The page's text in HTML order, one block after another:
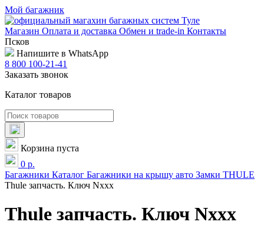
Мой багажник
Магазин Оплата и доставка Обмен и trade-in Контакты
Псков
Напишите в WhatsApp
8 800 100-21-41
Заказать звонок
Каталог товаров
Корзина пуста
0 р.
Багажники Каталог Багажники на крышу авто Замки THULE
Thule запчасть. Ключ Nxxx
Thule запчасть. Ключ Nxxx